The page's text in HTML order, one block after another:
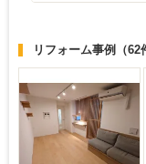
リフォーム事例 （62